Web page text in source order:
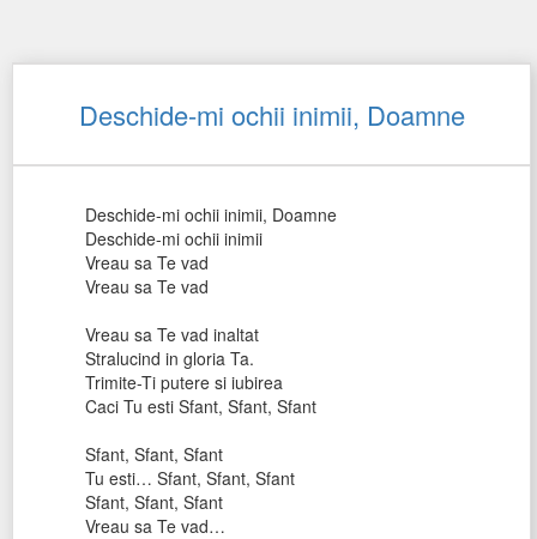
Deschide-mi ochii inimii, Doamne
Deschide-mi ochii inimii, Doamne
Deschide-mi ochii inimii
Vreau sa Te vad
Vreau sa Te vad
Vreau sa Te vad inaltat
Stralucind in gloria Ta.
Trimite-Ti putere si iubirea
Caci Tu esti Sfant, Sfant, Sfant
Sfant, Sfant, Sfant
Tu esti… Sfant, Sfant, Sfant
Sfant, Sfant, Sfant
Vreau sa Te vad…